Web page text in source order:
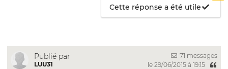
Cette réponse a été utile
Publié par
LUU31
71 messages
le 29/06/2015 à 19:15